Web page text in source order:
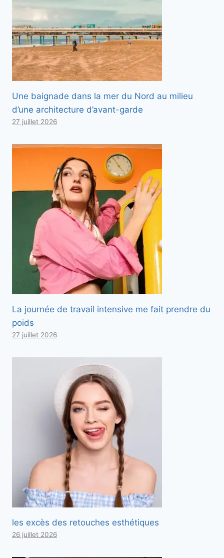
Une baignade dans la mer du Nord au milieu
d’une architecture d’avant-garde
27 juillet 2026
La journée de travail intensive me fait prendre du
poids
27 juillet 2026
les excès des retouches esthétiques
26 juillet 2026